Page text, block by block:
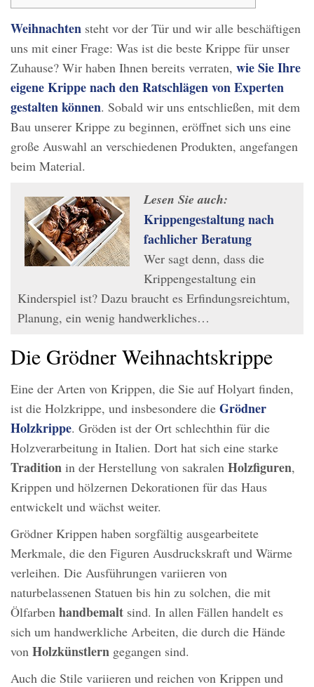
Weihnachten steht vor der Tür und wir alle beschäftigen
uns mit einer Frage: Was ist die beste Krippe für unser
Zuhause? Wir haben Ihnen bereits verraten, wie Sie Ihre
eigene Krippe nach den Ratschlägen von Experten
gestalten können. Sobald wir uns entschließen, mit dem
Bau unserer Krippe zu beginnen, eröffnet sich uns eine
große Auswahl an verschiedenen Produkten, angefangen
beim Material.
Lesen Sie auch:
Krippengestaltung nach
fachlicher Beratung
Wer sagt denn, dass die
Krippengestaltung ein
Kinderspiel ist? Dazu braucht es Erfindungsreichtum,
Planung, ein wenig handwerkliches…
Die Grödner Weihnachtskrippe
Eine der Arten von Krippen, die Sie auf Holyart finden,
ist die Holzkrippe, und insbesondere die Grödner
Holzkrippe. Gröden ist der Ort schlechthin für die
Holzverarbeitung in Italien. Dort hat sich eine starke
Tradition in der Herstellung von sakralen Holzfiguren,
Krippen und hölzernen Dekorationen für das Haus
entwickelt und wächst weiter.
Grödner Krippen haben sorgfältig ausgearbeitete
Merkmale, die den Figuren Ausdruckskraft und Wärme
verleihen. Die Ausführungen variieren von
naturbelassenen Statuen bis hin zu solchen, die mit
Ölfarben handbemalt sind. In allen Fällen handelt es
sich um handwerkliche Arbeiten, die durch die Hände
von Holzkünstlern gegangen sind.
Auch die Stile variieren und reichen von Krippen und